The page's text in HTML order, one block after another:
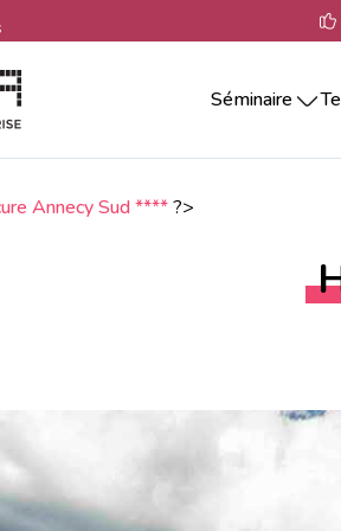
Séminaire
Séminaire Annecy
Séminaire Rennes
Team
Team
Annecy Sud ****?>